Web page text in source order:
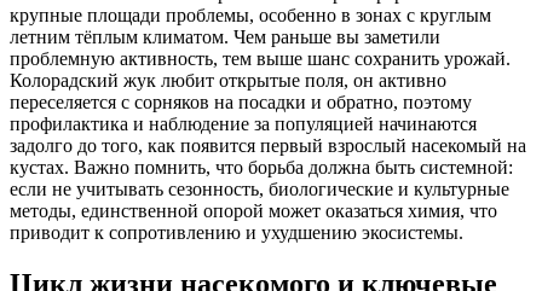
крупные площади проблемы, особенно в зонах с круглым
летним тёплым климатом. Чем раньше вы заметили
проблемную активность, тем выше шанс сохранить урожай.
Колорадский жук любит открытые поля, он активно
переселяетcя с сорняков на посадки и обратно, поэтому
профилактика и наблюдение за популяцией начинаются
задолго до того, как появится первый взрослый насекомый на
кустах. Важно помнить, что борьба должна быть системной:
если не учитывать сезонность, биологические и культурные
методы, единственной опорой может оказаться химия, что
приводит к сопротивлению и ухудшению экосистемы.
Цикл жизни насекомого и ключевые